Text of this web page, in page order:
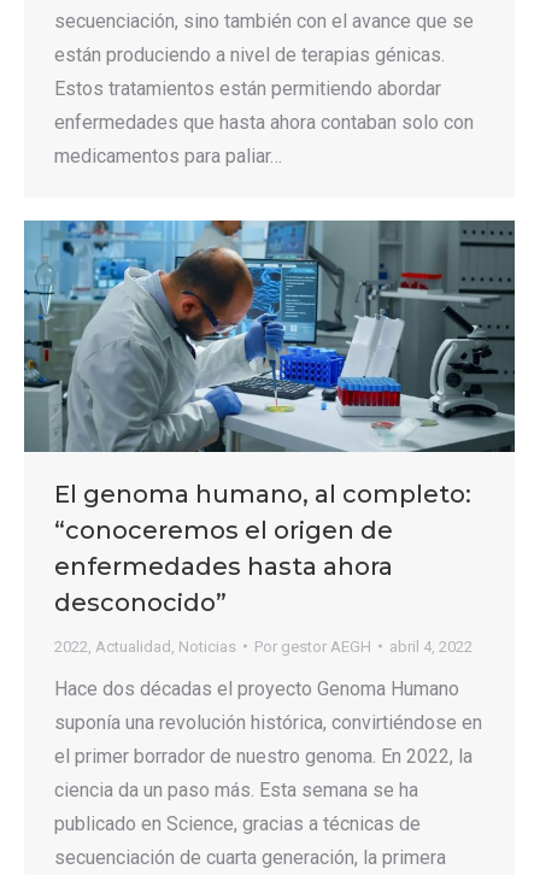
secuenciación, sino también con el avance que se
están produciendo a nivel de terapias génicas.
Estos tratamientos están permitiendo abordar
enfermedades que hasta ahora contaban solo con
medicamentos para paliar…
El genoma humano, al completo:
“conoceremos el origen de
enfermedades hasta ahora
desconocido”
2022 Actualidad Noticias Por gestor AEGH abril 4, 2022
Hace dos décadas el proyecto Genoma Humano
suponía una revolución histórica, convirtiéndose en
el primer borrador de nuestro genoma. En 2022, la
ciencia da un paso más. Esta semana se ha
publicado en Science, gracias a técnicas de
secuenciación de cuarta generación, la primera